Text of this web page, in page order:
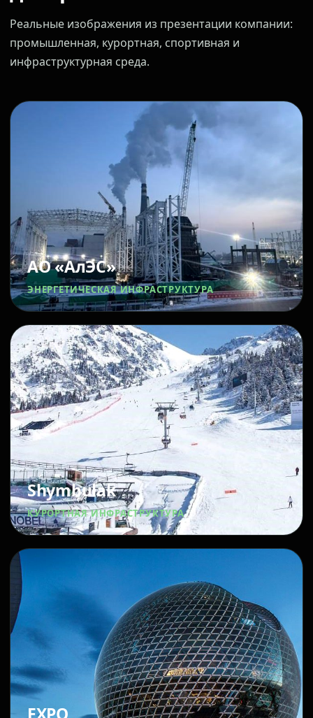
Реальные изображения из презентации компании:
промышленная, курортная, спортивная и
инфраструктурная среда.
АО «АлЭС»
ЭНЕРГЕТИЧЕСКАЯ ИНФРАСТРУКТУРА
Shymbulak
КУРОРТНАЯ ИНФРАСТРУКТУРА